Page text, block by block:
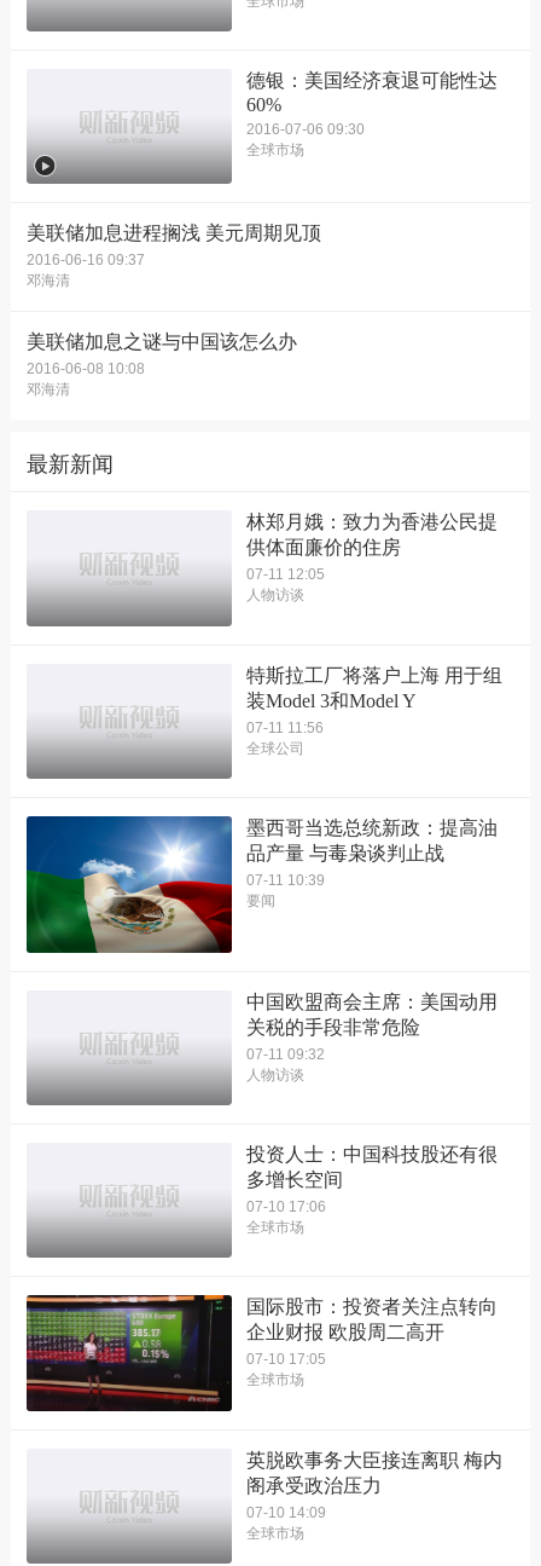
德银：美国经济衰退可能性达
60%
2016-07-06 09:30
全球市场
美联储加息进程搁浅 美元周期见顶
2016-06-16 09:37
邓海清
美联储加息之谜与中国该怎么办
2016-06-08 10:08
邓海清
最新新闻
林郑月娥：致力为香港公民提
供体面廉价的住房
07-11 12:05
人物访谈
特斯拉工厂将落户上海 用于组
装Model 3和Model Y
07-11 11:56
全球公司
墨西哥当选总统新政：提高油
品产量 与毒枭谈判止战
07-11 10:39
要闻
中国欧盟商会主席：美国动用
关税的手段非常危险
07-11 09:32
人物访谈
投资人士：中国科技股还有很
多增长空间
07-10 17:06
全球市场
国际股市：投资者关注点转向
企业财报 欧股周二高开
07-10 17:05
全球市场
英脱欧事务大臣接连离职 梅内
阁承受政治压力
07-10 14:09
全球市场